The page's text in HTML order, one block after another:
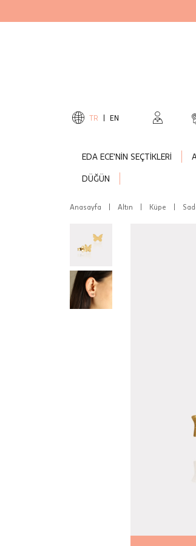
TR EN
EDA ECE'NİN SEÇTİKLERİ
DÜĞÜN
Anasayfa Altın Küpe